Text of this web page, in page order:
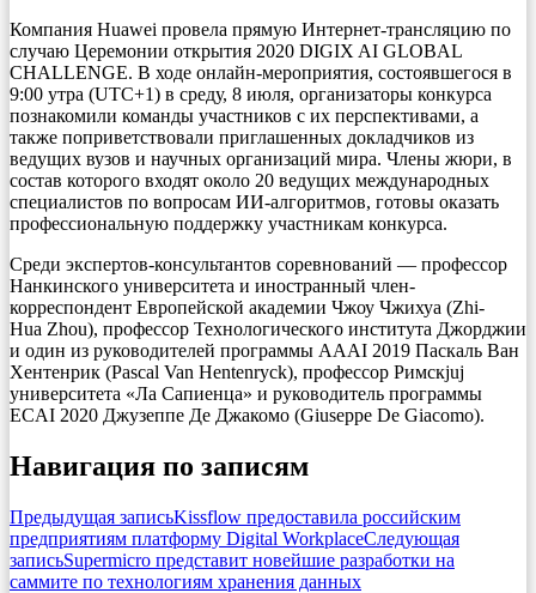
Компания Huawei провела прямую Интернет-трансляцию по
случаю Церемонии открытия 2020 DIGIX AI GLOBAL
CHALLENGE. В ходе онлайн-мероприятия, состоявшегося в
9:00 утра (UTC+1) в среду, 8 июля, организаторы конкурса
познакомили команды участников с их перспективами, а
также поприветствовали приглашенных докладчиков из
ведущих вузов и научных организаций мира. Члены жюри, в
состав которого входят около 20 ведущих международных
специалистов по вопросам ИИ-алгоритмов, готовы оказать
профессиональную поддержку участникам конкурса.
Среди экспертов-консультантов соревнований — профессор
Нанкинского университета и иностранный член-
корреспондент Европейской академии Чжоу Чжихуа (Zhi-
Hua Zhou), профессор Технологического института Джорджии
и один из руководителей программы AAAI 2019 Паскаль Ван
Хентенрик (Pascal Van Hentenryck), профессор Римскjuj
университета «Ла Сапиенца» и руководитель программы
ECAI 2020 Джузеппе Де Джакомо (Giuseppe De Giacomo).
Навигация по записям
Предыдущая записьKissflow предоставила российским
предприятиям платформу Digital WorkplaceСледующая
записьSupermicro представит новейшие разработки на
саммите по технологиям хранения данных